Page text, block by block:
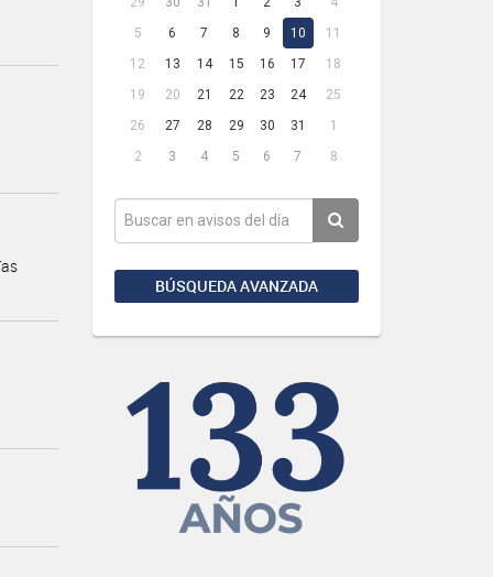
5
6 7 8 9 10
11
12
13 14 15 16 17
18
19
20 21 22 23 24
25
26
27 28 29 30 31
1
2
3 4 5 6 7 8
BÚSQUEDA AVANZADA